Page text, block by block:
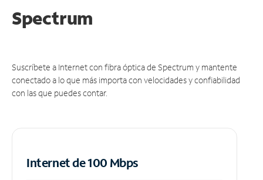
Spectrum
Suscríbete a Internet con fibra óptica de Spectrum y mantente
conectado a lo que más importa con velocidades y confiabilidad
con las que puedes contar.
Internet de 100 Mbps